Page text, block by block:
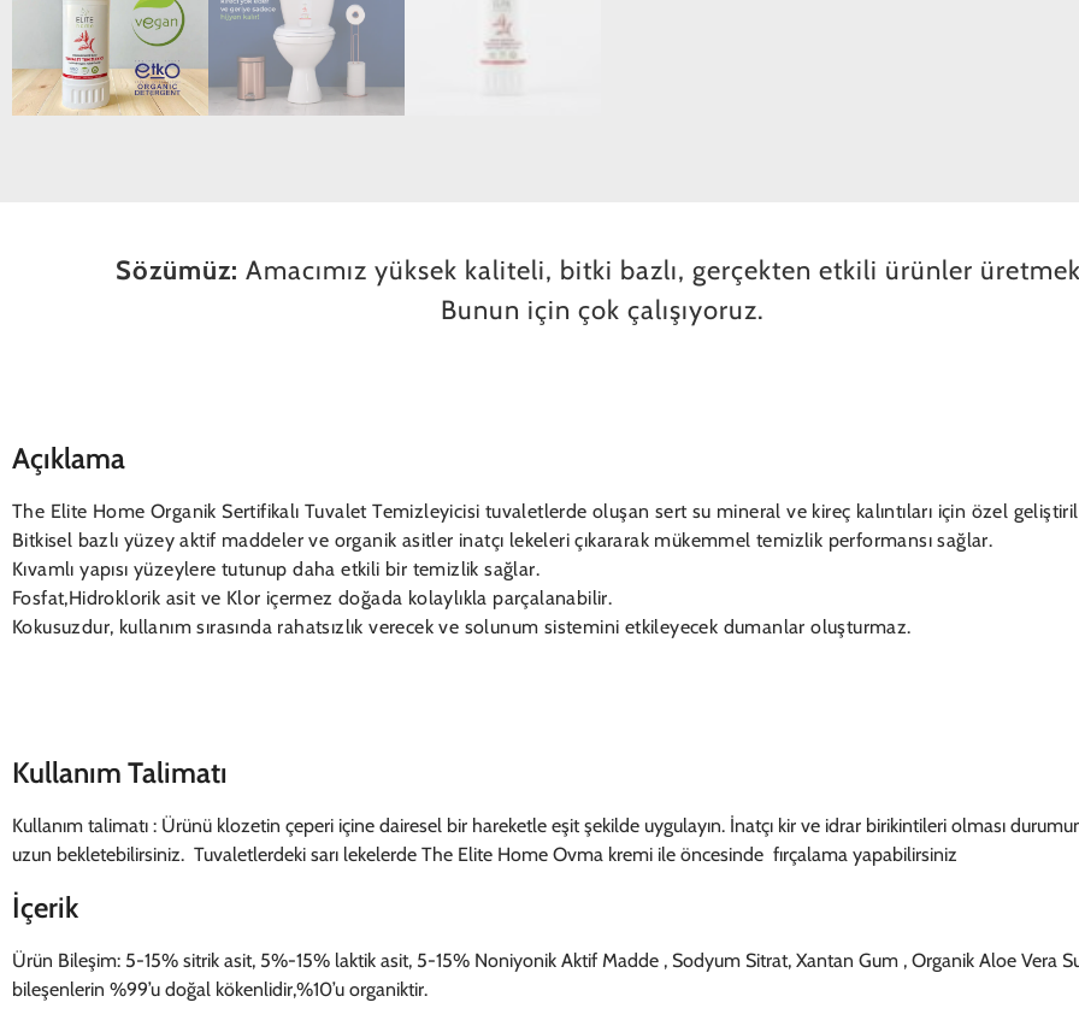
Sözümüz: Amacımız yüksek kaliteli, bitki bazlı, gerçekten etkili ürünler
Bunun için çok çalışıyoruz.
Açıklama
The Elite Home Organik Sertifikalı Tuvalet Temizleyicisi tuvaletlerde oluşan sert su mineral ve kireç kalıntıları için özel
Bitkisel bazlı yüzey aktif maddeler ve organik asitler inatçı lekeleri çıkararak mükemmel temizlik performansı sağlar.
Kıvamlı yapısı yüzeylere tutunup daha etkili bir temizlik sağlar.
Fosfat,Hidroklorik asit ve Klor içermez doğada kolaylıkla parçalanabilir.
Kokusuzdur, kullanım sırasında rahatsızlık verecek ve solunum sistemini etkileyecek dumanlar oluşturmaz.
Kullanım Talimatı
Kullanım talimatı : Ürünü klozetin çeperi içine dairesel bir hareketle eşit şekilde uygulayın. İnatçı kir ve idrar birikintileri olması
uzun bekletebilirsiniz. Tuvaletlerdeki sarı lekelerde The Elite Home Ovma kremi ile öncesinde fırçalama yapabilirsiniz
İçerik
Ürün Bileşim: 5-15% sitrik asit, 5%-15% laktik asit, 5-15% Noniyonik Aktif Madde , Sodyum Sitrat, Xantan Gum , Organik Aloe Vera
bileşenlerin %99’u doğal kökenlidir,%10’u organiktir.